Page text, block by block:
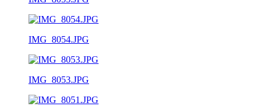
IMG_8054.JPG
IMG_8053.JPG